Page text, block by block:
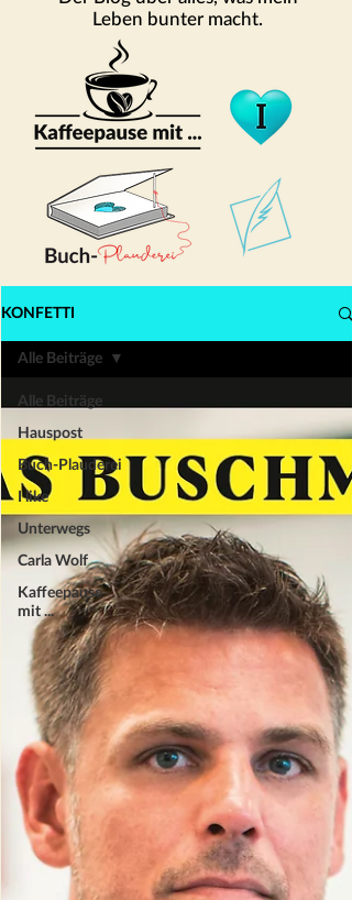
Leben bunter macht.
KONFETTI
Alle Beiträge
Hauspost
Buch-Plauderei
I like
Unterwegs
Carla Wolf
Kaffeepause
mit ...
Alle Beiträge